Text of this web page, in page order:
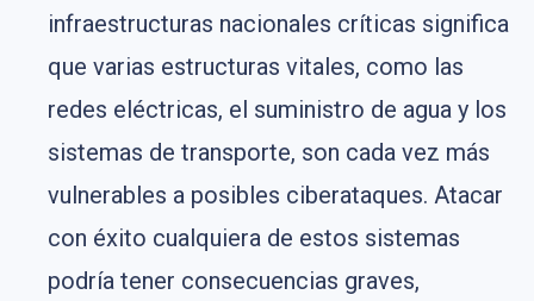
infraestructuras nacionales críticas significa
que varias estructuras vitales, como las
redes eléctricas, el suministro de agua y los
sistemas de transporte, son cada vez más
vulnerables a posibles ciberataques. Atacar
con éxito cualquiera de estos sistemas
podría tener consecuencias graves,